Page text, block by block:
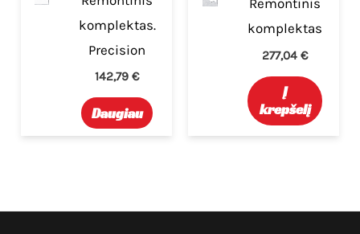
komplektas.
Precision
142,79€
Daugiau
Remontinis
komplektas
277,04€
Į
krepšelį